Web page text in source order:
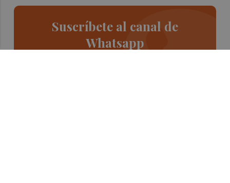
Suscríbete al canal de
Whatsapp